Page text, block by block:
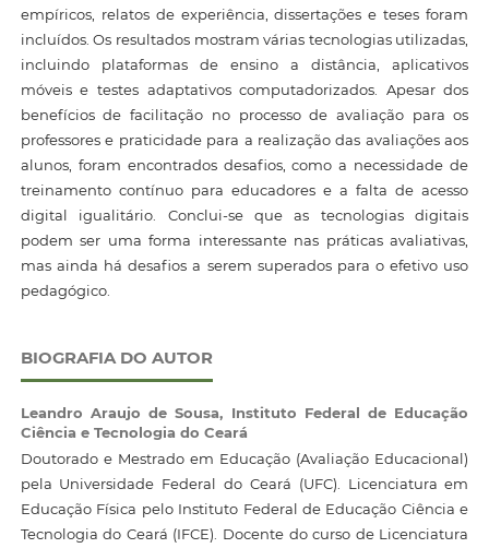
empíricos, relatos de experiência, dissertações e teses foram
incluídos. Os resultados mostram várias tecnologias utilizadas,
incluindo plataformas de ensino a distância, aplicativos
móveis e testes adaptativos computadorizados. Apesar dos
benefícios de facilitação no processo de avaliação para os
professores e praticidade para a realização das avaliações aos
alunos, foram encontrados desafios, como a necessidade de
treinamento contínuo para educadores e a falta de acesso
digital igualitário. Conclui-se que as tecnologias digitais
podem ser uma forma interessante nas práticas avaliativas,
mas ainda há desafios a serem superados para o efetivo uso
pedagógico.
BIOGRAFIA DO AUTOR
Leandro Araujo de Sousa, Instituto Federal de Educação
Ciência e Tecnologia do Ceará
Doutorado e Mestrado em Educação (Avaliação Educacional)
pela Universidade Federal do Ceará (UFC). Licenciatura em
Educação Física pelo Instituto Federal de Educação Ciência e
Tecnologia do Ceará (IFCE). Docente do curso de Licenciatura